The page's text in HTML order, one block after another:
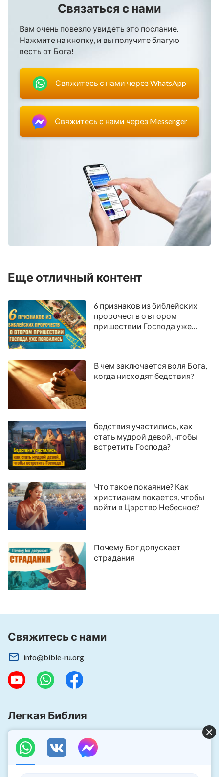
Связаться с нами
Вам очень повезло увидеть это послание.
Нажмите на кнопку, и вы получите благую
весть от Бога!
Свяжитесь с нами через WhatsApp
Свяжитесь с нами через Messenger
Еще отличный контент
6 признаков из библейских
пророчеств о втором
пришествии Господа уже
В чем заключается воля Бога,
когда нисходят бедствия?
бедствия участились, как
стать мудрой девой, чтобы
встретить Господа?
Что такое покаяние? Как
христианам покается, чтобы
войти в Царство Небесное?
Почему Бог допускает
страдания
Свяжитесь с нами
info@bible-ru.org
Легкая Библия